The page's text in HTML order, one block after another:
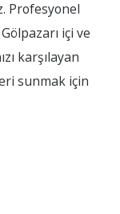
Profesyonel
içi ve
karşılayan
sunmak için